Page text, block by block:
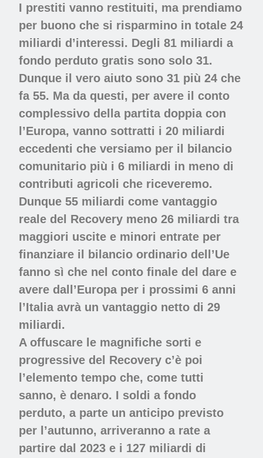
I prestiti vanno restituiti, ma prendiamo
per buono che si risparmino in totale 24
miliardi d’interessi. Degli 81 miliardi a
fondo perduto gratis sono solo 31.
Dunque il vero aiuto sono 31 più 24 che
fa 55. Ma da questi, per avere il conto
complessivo della partita doppia con
l’Europa, vanno sottratti i 20 miliardi
eccedenti che versiamo per il bilancio
comunitario più i 6 miliardi in meno di
contributi agricoli che riceveremo.
Dunque 55 miliardi come vantaggio
reale del Recovery meno 26 miliardi tra
maggiori uscite e minori entrate per
finanziare il bilancio ordinario dell’Ue
fanno sì che nel conto finale del dare e
avere dall’Europa per i prossimi 6 anni
l’Italia avrà un vantaggio netto di 29
miliardi.
A offuscare le magnifiche sorti e
progressive del Recovery c’è poi
l’elemento tempo che, come tutti
sanno, è denaro. I soldi a fondo
perduto, a parte un anticipo previsto
per l’autunno, arriveranno a rate a
partire dal 2023 e i 127 miliardi di